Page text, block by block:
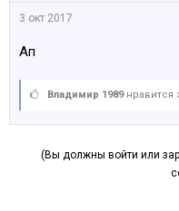
3 окт 2017
Ап
Владимир 1989нравится
(Вы должны войти или